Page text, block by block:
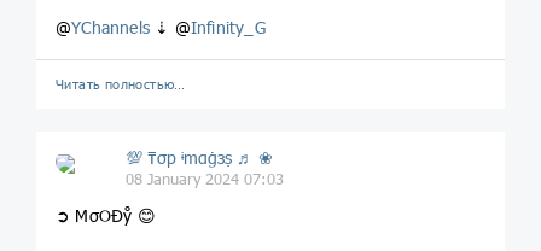
@YChannels ⇣ @Infinity_G
Читать полностью…
💯 ₸σp ᶤmαġзṣ ♬ ❀
08 January 2024 07:03
➲ MσOĐẙ 😊